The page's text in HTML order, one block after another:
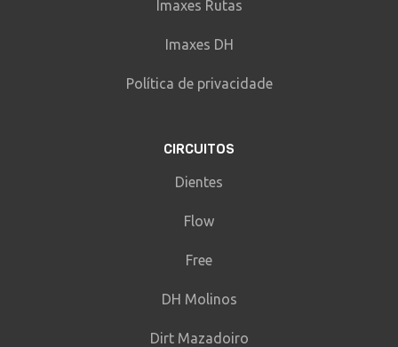
Imaxes Rutas
Imaxes DH
Política de privacidade
CIRCUITOS
Dientes
Flow
Free
DH Molinos
Dirt Mazadoiro